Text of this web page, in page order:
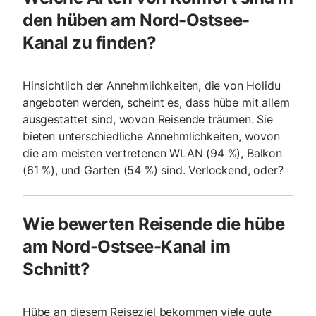
den hüben am Nord-Ostsee-
Kanal zu finden?
Hinsichtlich der Annehmlichkeiten, die von Holidu
angeboten werden, scheint es, dass hübe mit allem
ausgestattet sind, wovon Reisende träumen. Sie
bieten unterschiedliche Annehmlichkeiten, wovon
die am meisten vertretenen WLAN (94 %), Balkon
(61 %), und Garten (54 %) sind. Verlockend, oder?
Wie bewerten Reisende die hübe
am Nord-Ostsee-Kanal im
Schnitt?
Hübe an diesem Reiseziel bekommen viele gute